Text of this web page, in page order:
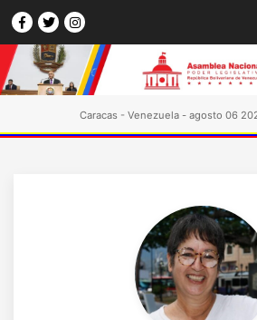
Caracas - Venezuela - agosto 06